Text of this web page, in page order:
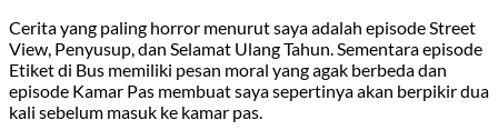
Cerita yang paling horror menurut saya adalah episode Street
View, Penyusup, dan Selamat Ulang Tahun. Sementara episode
Etiket di Bus memiliki pesan moral yang agak berbeda dan
episode Kamar Pas membuat saya sepertinya akan berpikir dua
kali sebelum masuk ke kamar pas.